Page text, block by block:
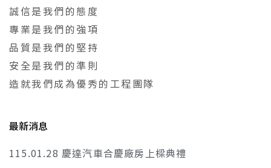
誠信是我們的態度
專業是我們的強項
品質是我們的堅持
安全是我們的準則
造就我們成為優秀的工程團隊
最新消息
115.01.28 慶達汽車合慶廠房上樑典禮